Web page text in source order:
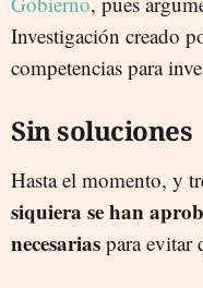
Investigación creado
competencias para
Sin soluciones
Hasta el momento, y
siquiera se han
necesarias para evitar